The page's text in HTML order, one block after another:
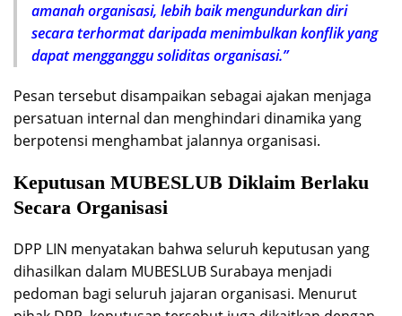
amanah organisasi, lebih baik mengundurkan diri
secara terhormat daripada menimbulkan konflik yang
dapat mengganggu soliditas organisasi.”
Pesan tersebut disampaikan sebagai ajakan menjaga
persatuan internal dan menghindari dinamika yang
berpotensi menghambat jalannya organisasi.
Keputusan MUBESLUB Diklaim Berlaku
Secara Organisasi
DPP LIN menyatakan bahwa seluruh keputusan yang
dihasilkan dalam MUBESLUB Surabaya menjadi
pedoman bagi seluruh jajaran organisasi. Menurut